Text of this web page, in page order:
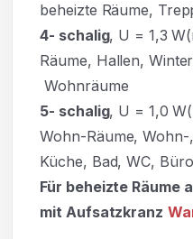
beheizte Räume,
4- schalig, U = 1,3
Räume, Hallen,
Wohnräume
5- schalig, U = 1,0
Wohn-Räume,
Küche, Bad, WC,
Für beheizte Räume
mit Aufsatzkranz